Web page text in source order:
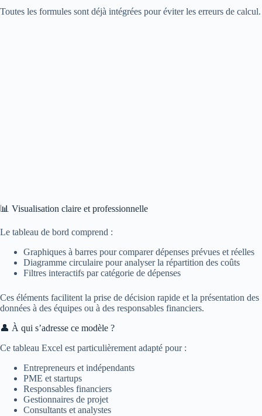
Toutes les formules sont déjà intégrées pour éviter les erreurs de calcul.
📊 Visualisation claire et professionnelle
Le tableau de bord comprend :
Graphiques à barres pour comparer dépenses prévues et réelles
Diagramme circulaire pour analyser la répartition des coûts
Filtres interactifs par catégorie de dépenses
Ces éléments facilitent la prise de décision rapide et la présentation des
données à des équipes ou à des responsables financiers.
👤 À qui s’adresse ce modèle ?
Ce tableau Excel est particulièrement adapté pour :
Entrepreneurs et indépendants
PME et startups
Responsables financiers
Gestionnaires de projet
Consultants et analystes